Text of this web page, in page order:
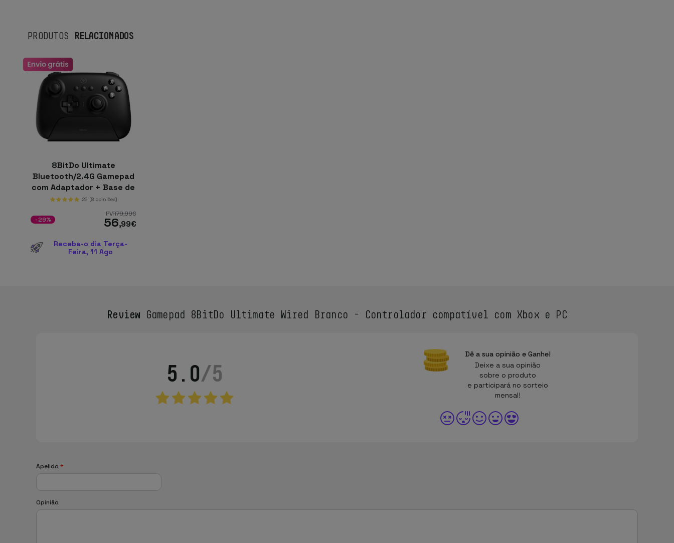
PRODUTOS RELACIONADOS
8BitDo Ultimate
Bluetooth/2.4G Gamepad
com Adaptador + Base de
Carregamento Preto -
Controlador para
22 (8 opiniões)
PVR79,99€
56,99€
-29%
Receba-o dia Terça-
Feira, 11 Ago
Review Gamepad 8BitDo Ultimate Wired Branco - Controlador compatível com Xbox e PC
5.0/5
Dê a sua opinião e Ganhe!
Deixe a sua opinião
sobre o produto
e participará no sorteio
mensal!
Apelido *
Opinião